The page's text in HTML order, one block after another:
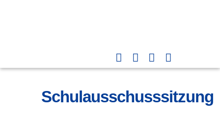
Schulausschusssitzung